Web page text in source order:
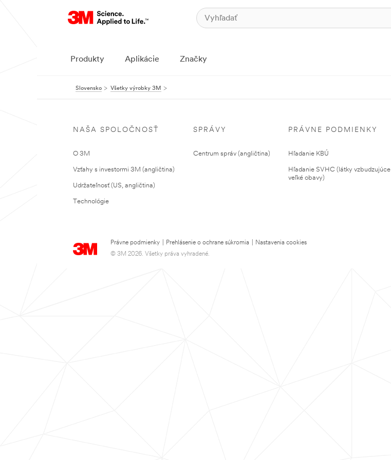
Produkty Aplikácie Značky
Slovensko Všetky výrobky 3M
NAŠA SPOLOČNOSŤ
O 3M
Vzťahy s investormi 3M (angličtina)
Udržateľnosť (US, angličtina)
Technológie
SPRÁVY
Centrum správ (angličtina)
PRÁVNE PODMIENKY
Hľadanie KBÚ
Hľadanie SVHC (látky vzbudzujúce
veľké obavy)
Právne podmienky Prehlásenie o ochrane súkromia
Nastavenia cookies
© 3M 2026. Všetky práva vyhradené.